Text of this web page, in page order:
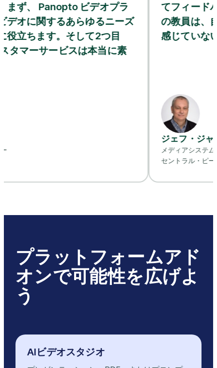
ビデオプラ
るあらゆるニーズ
。そして2つ目
ビスは本当に素
てフィードバックを
の教員は、自分で文
感じていないようです
ジェフ・ジャービス
メディアシステムプロジェクト
セントラル・ピードモント・コ
プラットフォームアド
オンで可能性を広げよ
う
AIビデオスタジオ